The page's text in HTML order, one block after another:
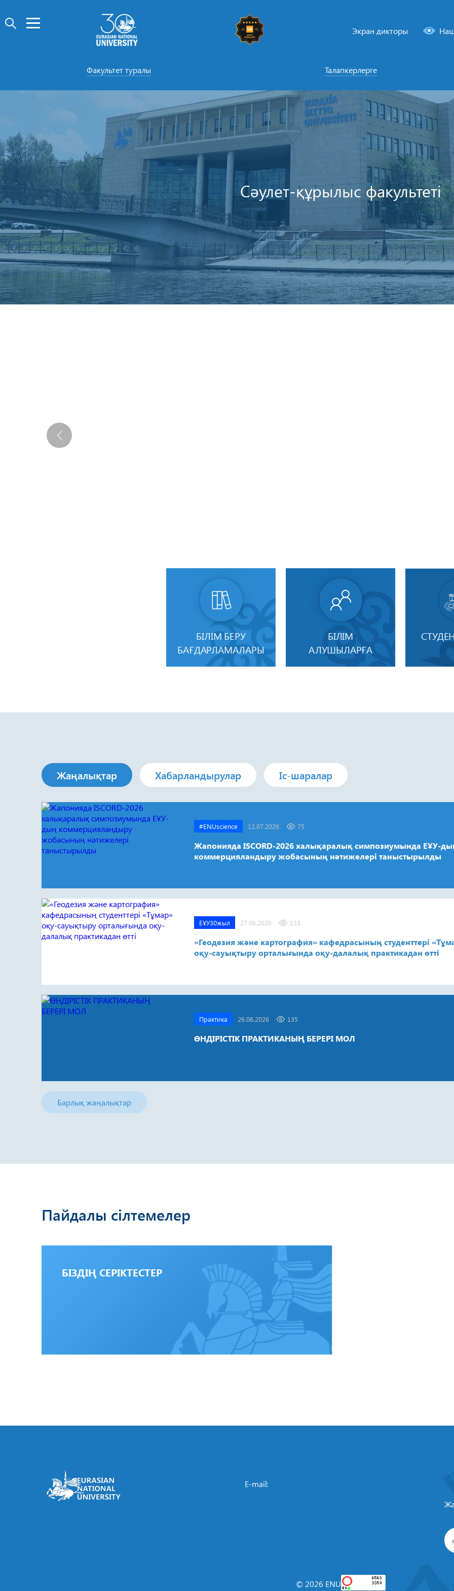
Экран дикторы
Факультет туралы Талапкерлерге
Сәулет-құрылыс факультеті
БІЛІМ БЕРУ
БАҒДАРЛАМАЛАРЫ
БІЛІМ
АЛУШЫЛАРҒА
Жаңалықтар Хабарландырулар Іс-шаралар
#ENUscience 12.07.2026 75
Жапонияда ISCORD-2026 халықаралық симпозиумында ЕҰУ-
коммерцияландыру жобасының нәтижелері таныстырылды
ЕҰУ30жыл 27.06.2026 133
«Геодезия және картография» кафедрасының студенттері
оқу-сауықтыру орталығында оқу-далалық практикадан өтті
Практика 26.06.2026 135
ӨНДІРІСТІК ПРАКТИКАНЫҢ БЕРЕРІ МОЛ
Барлық жаңалықтар
Пайдалы сілтемелер
БІЗДІҢ СЕРІКТЕСТЕР
E-mail:
© 2026 ENU